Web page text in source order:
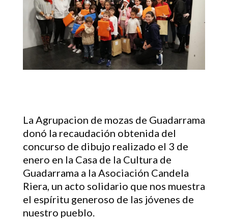
La Agrupacion de mozas de Guadarrama
donó la recaudación obtenida del
concurso de dibujo realizado el 3 de
enero en la Casa de la Cultura de
Guadarrama a la Asociación Candela
Riera, un acto solidario que nos muestra
el espíritu generoso de las jóvenes de
nuestro pueblo.